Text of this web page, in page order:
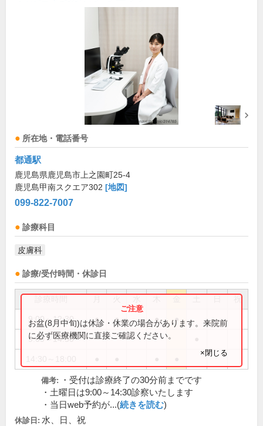
所在地・電話番号
都通駅
鹿児島県鹿児島市上之園町25-4
鹿児島甲南スクエア302 [地図]
099-822-7007
診療科目
皮膚科
診療/受付時間・休診日
祝
9:00～12:30 ● ● ● ●
9:00～14:30
お盆(8月中旬)は休診・休業の場合があります。来院前
に必ず医療機関に直接ご確認ください。
×閉じる
備考:
・受付は診療終了の30分前までです
・土曜日は9:00～14:30診察いたします
・当日web予約が...(続きを読む)
休診日: 水、日、祝